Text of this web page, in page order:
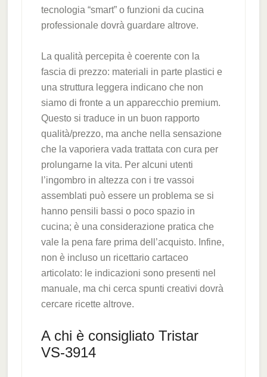
tecnologia “smart” o funzioni da cucina
professionale dovrà guardare altrove.
La qualità percepita è coerente con la
fascia di prezzo: materiali in parte plastici e
una struttura leggera indicano che non
siamo di fronte a un apparecchio premium.
Questo si traduce in un buon rapporto
qualità/prezzo, ma anche nella sensazione
che la vaporiera vada trattata con cura per
prolungarne la vita. Per alcuni utenti
l’ingombro in altezza con i tre vassoi
assemblati può essere un problema se si
hanno pensili bassi o poco spazio in
cucina; è una considerazione pratica che
vale la pena fare prima dell’acquisto. Infine,
non è incluso un ricettario cartaceo
articolato: le indicazioni sono presenti nel
manuale, ma chi cerca spunti creativi dovrà
cercare ricette altrove.
A chi è consigliato Tristar
VS-3914